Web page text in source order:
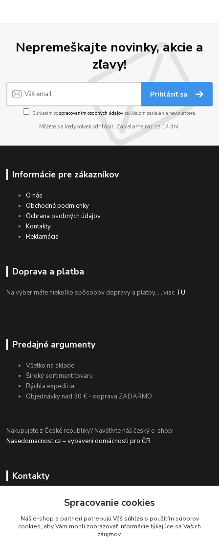
Nepremeškajte novinky, akcie a
zľavy!
Prihlásiť sa
Súhlasím sospracovaním osobných údajov za účelom zasielania newslettera.
Môžete sa kedykoľvek odhlásiť. Zasielame raz za 14 dní.
Informácie pre zákazníkov
O nás
Obchodné podmienky
Ochrana osobných údajov
Kontakty
Reklamácia
Doprava a platba
Na výber máte niekoľko spôsobov dopravy a platby......viac TU.
Predajné argumenty
Všetko na sklade
Široký sortiment tovaru
Rýchla expedícia
Objednávky nad 30 € - doprava ZADARMO
Nakupujete z České republiky? Navštívte náš český e-shop:
Nasedomacnost.cz – vybavení domácnosti pro ČR
Kontakty
+420 774 694 203
(Po-Pia, 9-15 hod.)
Spracovanie cookies
Náš e-shop a partneri potrebujú Váš súhlas s použitím súborov
cookies, aby Vám mohli zobrazovať informácie týkajúce sa Vašich
záujmov.